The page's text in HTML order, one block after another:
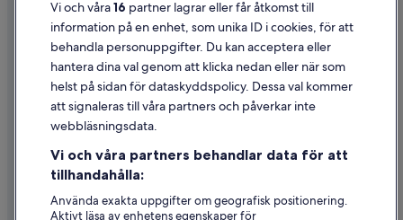
Användarvillkor
Juridisk information/Kontakta oss
Riktlinjer för innehåll och anmäla innehåll
Hjälp
Avboka eller ändra din bokning
Återbetalningsprocess och tidslinjer
Vi och våra16 partner lagrar eller får åtkomst till
information på en enhet, som unika ID i cookies, för att
behandla personuppgifter. Du kan acceptera eller
hantera dina val genom att klicka nedan eller när som
helst på sidan för dataskyddspolicy. Dessa val kommer
att signaleras till våra partners och påverkar inte
webbläsningsdata.
Vi och våra partners behandlar data för att
tillhandahålla:
Använda exakta uppgifter om geografisk positionering.
Aktivt läsa av enhetens egenskaper för